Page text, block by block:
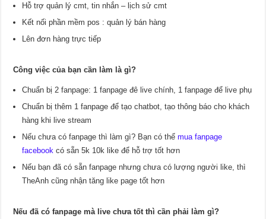
Hỗ trợ quản lý cmt, tin nhắn – lịch sử cmt
Kết nối phần mềm pos : quản lý bán hàng
Lên đơn hàng trực tiếp
Công việc của bạn cần làm là gì?
Chuẩn bị 2 fanpage: 1 fanpage đê live chính, 1 fanpage để live phụ
Chuẩn bị thêm 1 fanpage để tạo chatbot, tạo thông báo cho khách
hàng khi live stream
Nếu chưa có fanpage thì làm gì? Bạn có thểmua fanpage
facebook có sẵn 5k 10k like để hỗ trợ tốt hơn
Nếu bạn đã có sẵn fanpage nhưng chưa có lượng người like, thì
TheAnh cũng nhận tăng like page tốt hơn
Nếu đã có fanpage mà live chưa tốt thì cần phải làm gì?